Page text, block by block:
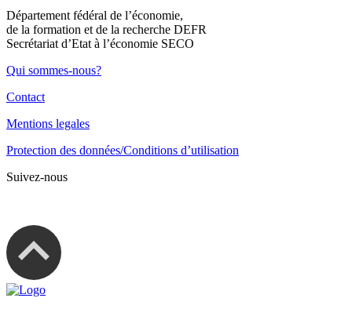
Département fédéral de l’économie,
de la formation et de la recherche DEFR
Secrétariat d’Etat à l’économie SECO
Qui sommes-nous?
Contact
Mentions legales
Protection des données/Conditions d’utilisation
Suivez-nous